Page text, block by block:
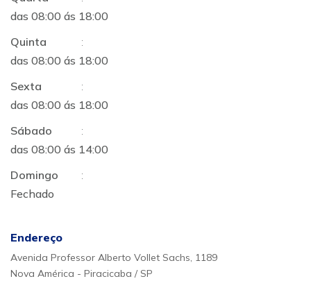
das 08:00 ás 18:00
Quinta
:
das 08:00 ás 18:00
Sexta
:
das 08:00 ás 18:00
Sábado
:
das 08:00 ás 14:00
Domingo
:
Fechado
Endereço
Avenida Professor Alberto Vollet Sachs, 1189
Nova América - Piracicaba / SP